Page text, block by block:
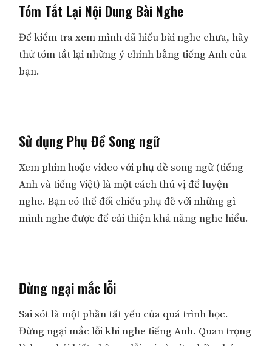
Tóm Tắt Lại Nội Dung Bài Nghe
Để kiểm tra xem mình đã hiểu bài nghe chưa, hãy
thử tóm tắt lại những ý chính bằng tiếng Anh của
bạn.
Sử dụng Phụ Đề Song ngữ
Xem phim hoặc video với phụ đề song ngữ (tiếng
Anh và tiếng Việt) là một cách thú vị để luyện
nghe. Bạn có thể đối chiếu phụ đề với những gì
mình nghe được để cải thiện khả năng nghe hiểu.
Đừng ngại mắc lỗi
Sai sót là một phần tất yếu của quá trình học.
Đừng ngại mắc lỗi khi nghe tiếng Anh. Quan trọng